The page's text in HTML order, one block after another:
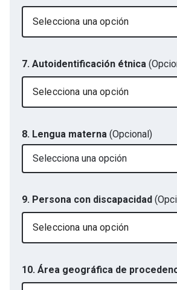
Selecciona una opción
7. Autoidentificación étnica
Selecciona una opción
8. Lengua materna (Opcional)
Selecciona una opción
9. Persona con discapacidad
Selecciona una opción
10. Área geográfica de